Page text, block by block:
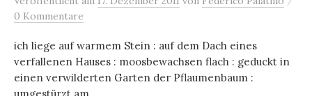
0 Kommentare
ich liege auf warmem Stein : auf dem Dach eines
verfallenen Hauses : moosbewachsen flach : geduckt in
einen verwilderten Garten der Pflaumenbaum :